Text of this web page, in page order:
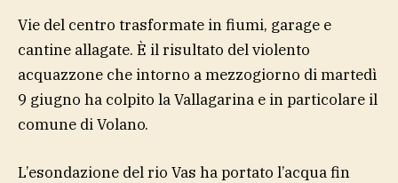
Vie del centro trasformate in fiumi, garage e
cantine allagate. È il risultato del violento
acquazzone che intorno a mezzogiorno di martedì
9 giugno ha colpito la Vallagarina e in particolare il
comune di Volano.
L’esondazione del rio Vas ha portato l’acqua fin